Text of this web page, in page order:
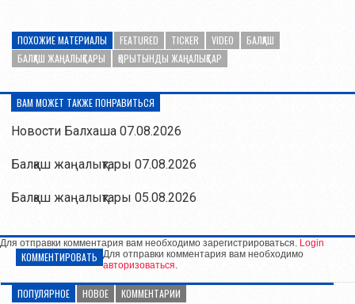
ПОХОЖИЕ МАТЕРИАЛЫ FEATURED TICKER VIDEO
БАЛҚАШ
БАЛҚАШ ЖАҢАЛЫҚТАРЫ
ҚОРЫТЫНДЫ ЖАҢАЛЫҚТАР
ВАМ МОЖЕТ ТАКЖЕ ПОНРАВИТЬСЯ
Новости Балхаша 07.08.2026
Балқаш жаңалықтары 07.08.2026
Балқаш жаңалықтары 05.08.2026
Для отправки комментария вам необходимо зарегистрироваться. Login
КОММЕНТИРОВАТЬ Для отправки комментария вам необходимо
авторизоваться.
ПОПУЛЯРНОЕ НОВОЕ КОММЕНТАРИИ